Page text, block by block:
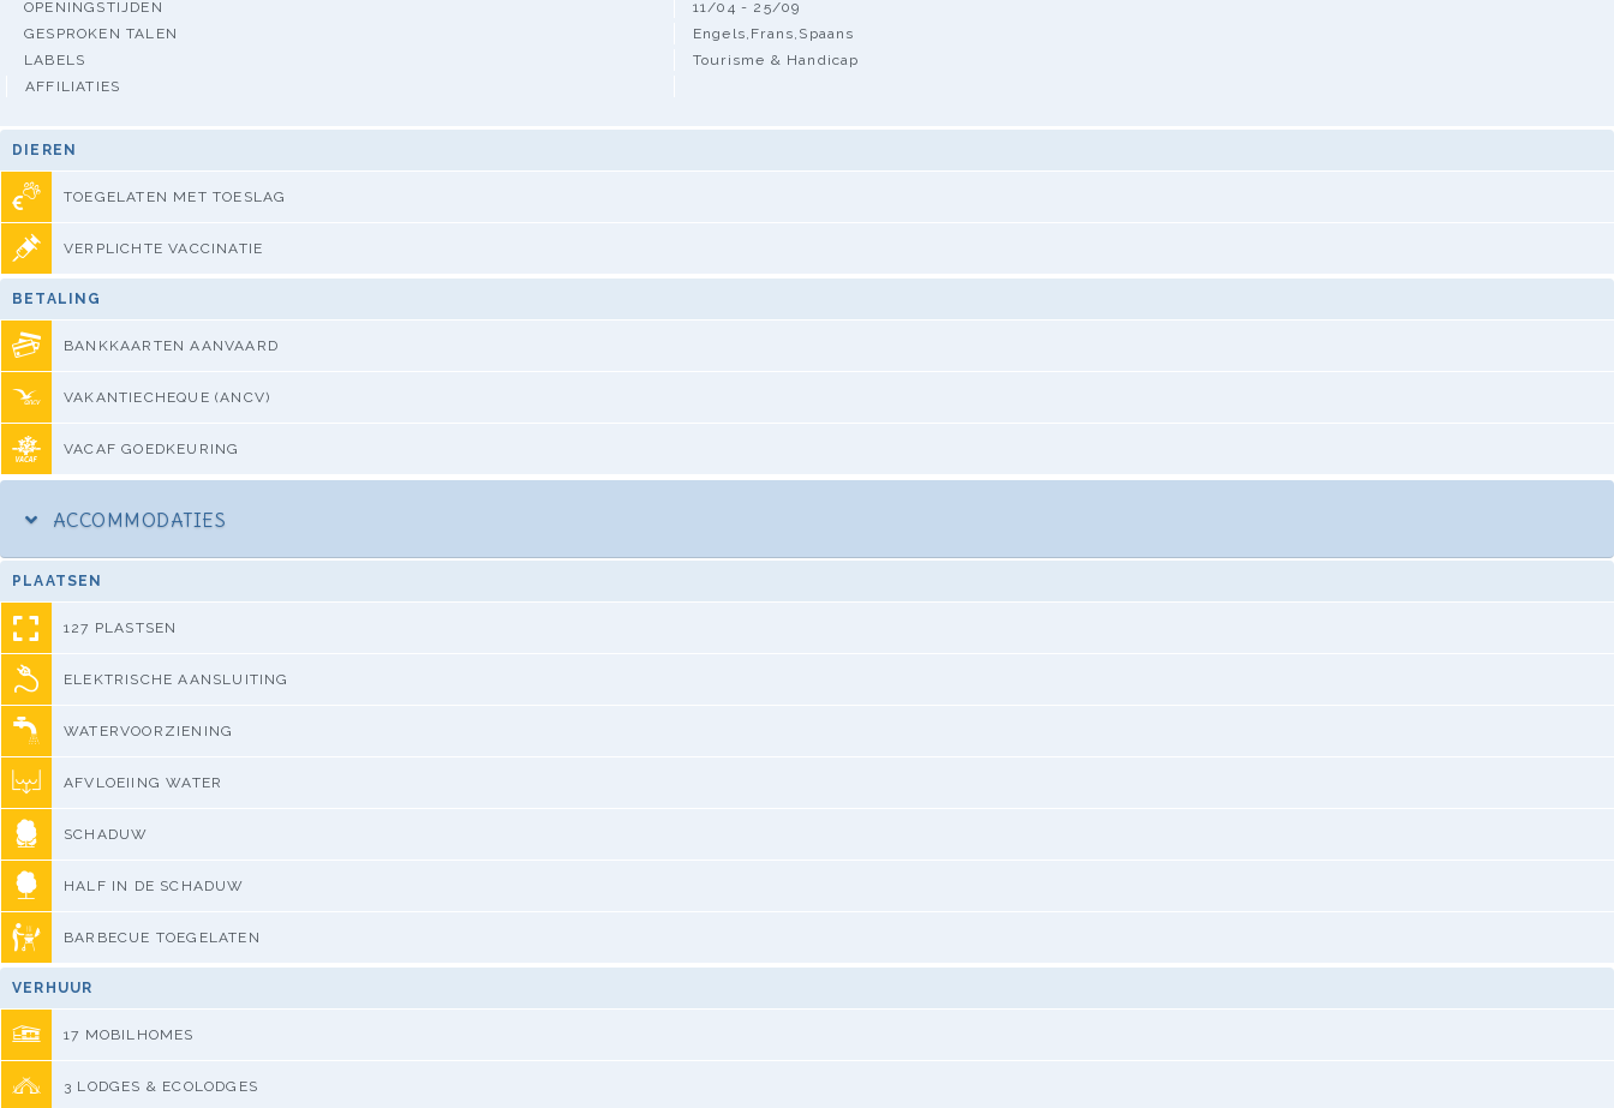
OPENINGSTIJDEN
11/04 - 25/09
GESPROKEN TALEN
Engels,Frans,Spaans
LABELS
Tourisme & Handicap
AFFILIATIES
DIEREN
TOEGELATEN MET TOESLAG
VERPLICHTE VACCINATIE
BETALING
BANKKAARTEN AANVAARD
VAKANTIECHEQUE (ANCV)
VACAF GOEDKEURING
ACCOMMODATIES
PLAATSEN
127 PLASTSEN
ELEKTRISCHE AANSLUITING
WATERVOORZIENING
AFVLOEIING WATER
SCHADUW
HALF IN DE SCHADUW
BARBECUE TOEGELATEN
VERHUUR
17 MOBILHOMES
3 LODGES & ECOLODGES